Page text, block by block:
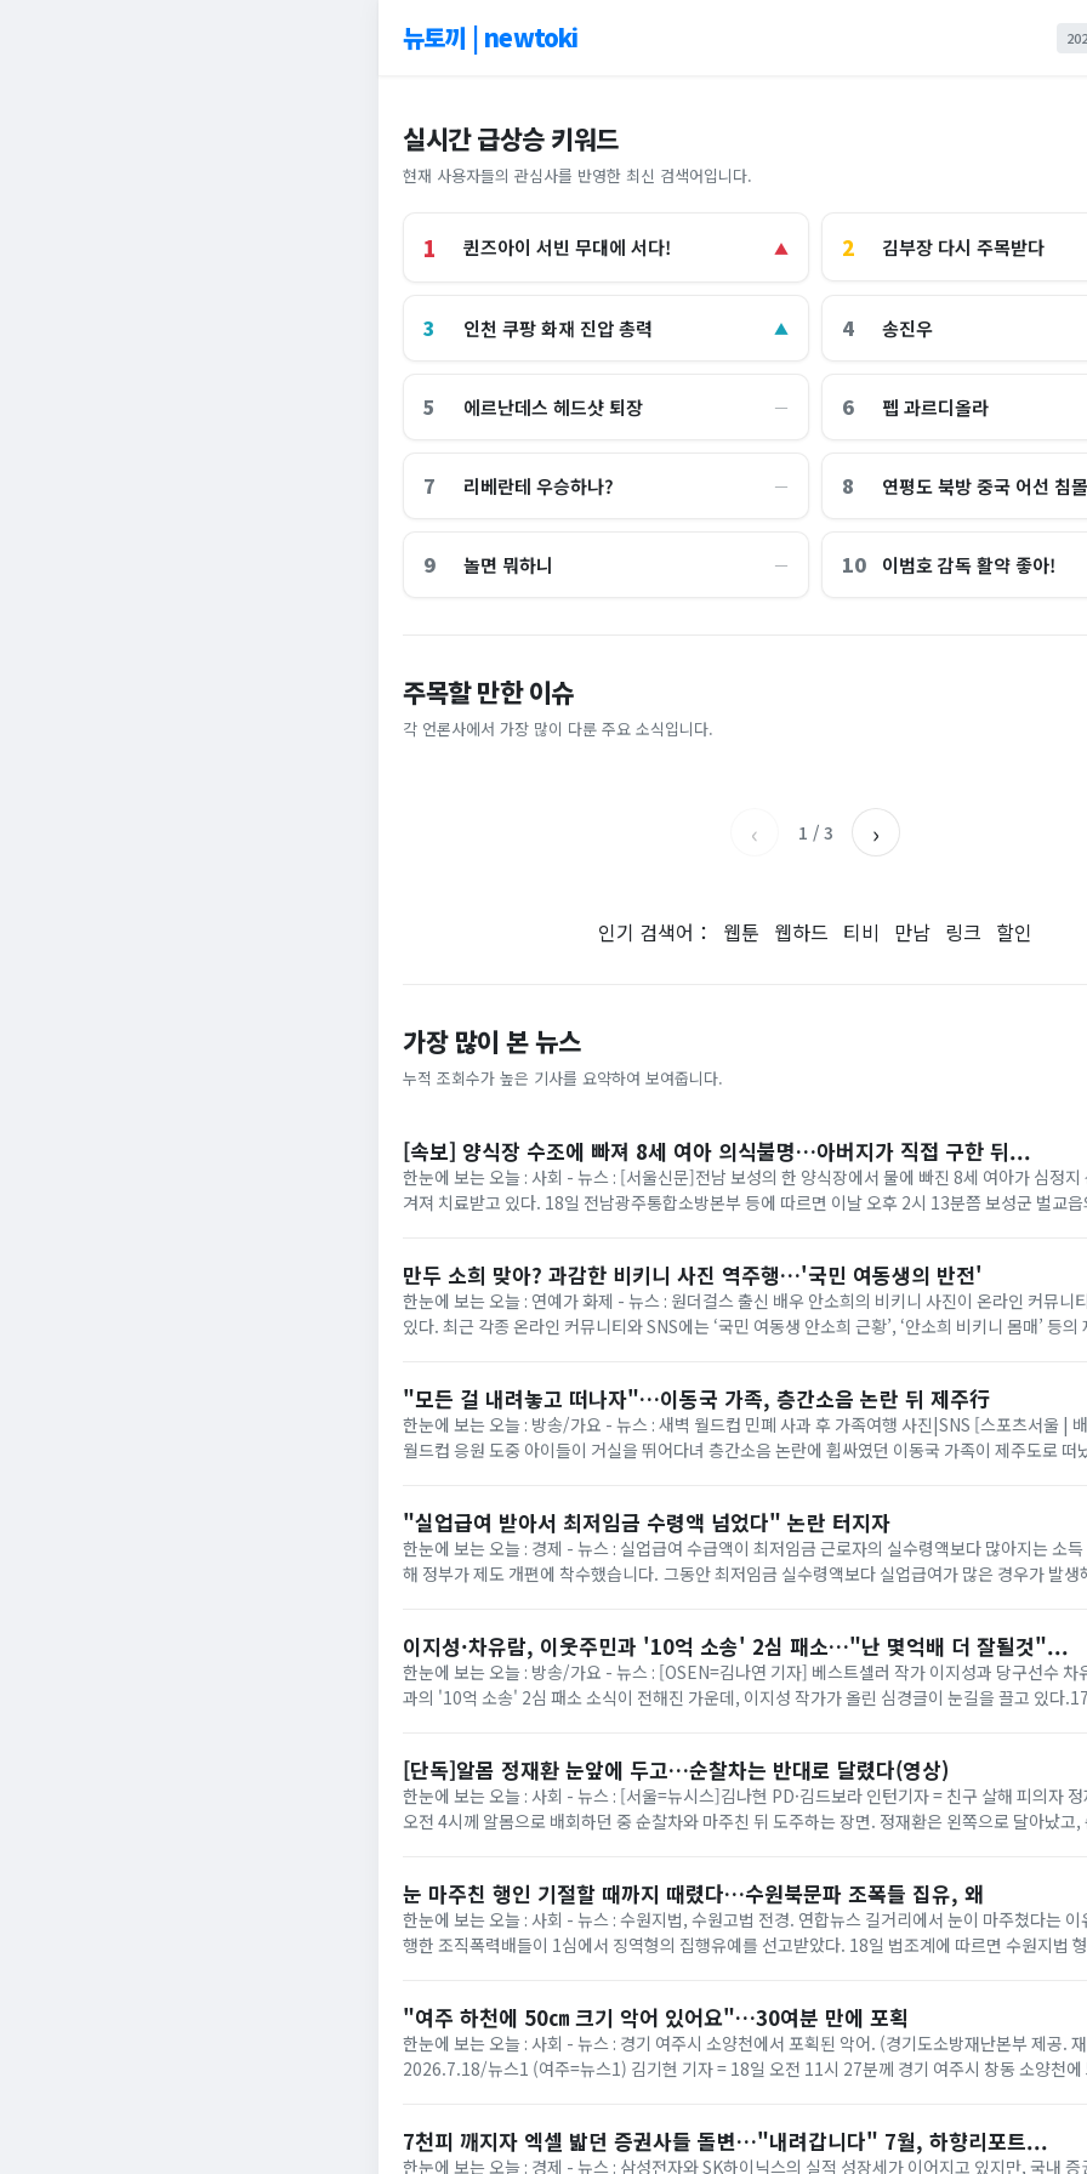
뉴토끼 | newtoki
실시간 급상승 키워드
현재 사용자들의 관심사를 반영한 최신 검색어입니다.
1 퀸즈아이 서빈 무대에 서다! ▲ 2 김부장 다시 주목받다
3 인천 쿠팡 화재 진압 총력 ▲ 4 송진우
5 에르난데스 헤드샷 퇴장 ― 6 펩 과르디올라
7 리베란테 우승하나? ― 8 연평도 북방 중국 어선 침몰
9 놀면 뭐하니 ― 10 이범호 감독 활약 좋아!
주목할 만한 이슈
각 언론사에서 가장 많이 다룬 주요 소식입니다.
홈플러스, 2000억원으로 '시간'을 샀다
비즈워치
[날씨] 오늘 밤 또 내린다...내륙 중심 최대 150mm
‹ 1 / 3 ›
인기 검색어： 웹툰 웹하드 티비 만남 링크 할인
가장 많이 본 뉴스
누적 조회수가 높은 기사를 요약하여 보여줍니다.
[속보] 양식장 수조에 빠져 8세 여아 의식불명…아버지가 직접 구한 뒤...
한눈에 보는 오늘 : 사회 - 뉴스 : [서울신문]전남 보성의 한 양식장에서 물에 빠진 8세 여아가 심정지
겨져 치료받고 있다. 18일 전남광주통합소방본부 등에 따르면 이날 오후 2시 13분쯤 보성군 벌교
만두 소희 맞아? 과감한 비키니 사진 역주행…'국민 여동생의 반전'
한눈에 보는 오늘 : 연예가 화제 - 뉴스 : 원더걸스 출신 배우 안소희의 비키니 사진이 온라인 커뮤니
있다. 최근 각종 온라인 커뮤니티와 SNS에는 ‘국민 여동생 안소희 근황’, ‘안소희 비키니 몸매’ 등
"모든 걸 내려놓고 떠나자"…이동국 가족, 층간소음 논란 뒤 제주行
한눈에 보는 오늘 : 방송/가요 - 뉴스 : 새벽 월드컵 민폐 사과 후 가족여행 사진|SNS [스포츠서울 |
월드컵 응원 도중 아이들이 거실을 뛰어다녀 층간소음 논란에 휩싸였던 이동국 가족이 제주도로 떠
"실업급여 받아서 최저임금 수령액 넘었다" 논란 터지자
한눈에 보는 오늘 : 경제 - 뉴스 : 실업급여 수급액이 최저임금 근로자의 실수령액보다 많아지는 소
해 정부가 제도 개편에 착수했습니다. 그동안 최저임금 실수령액보다 실업급여가 많은 경우가 발생해 "실업급여가 근로
이지성·차유람, 이웃주민과 '10억 소송' 2심 패소…"난 몇억배 더 잘될것"...
한눈에 보는 오늘 : 방송/가요 - 뉴스 : [OSEN=김나연 기자] 베스트셀러 작가 이지성과 당구선수 차
과의 '10억 소송' 2심 패소 소식이 전해진 가운데, 이지성 작가가 올린 심경글이 눈길을 끌고 있다
[단독]알몸 정재환 눈앞에 두고…순찰차는 반대로 달렸다(영상)
한눈에 보는 오늘 : 사회 - 뉴스 : [서울=뉴시스]김나현 PD·김드보라 인턴기자 = 친구 살해 피의자
오전 4시께 알몸으로 배회하던 중 순찰차와 마주친 뒤 도주하는 장면. 정재환은 왼쪽으로 달아났고
눈 마주친 행인 기절할 때까지 때렸다…수원북문파 조폭들 집유, 왜
한눈에 보는 오늘 : 사회 - 뉴스 : 수원지법, 수원고법 전경. 연합뉴스 길거리에서 눈이 마주쳤다는
행한 조직폭력배들이 1심에서 징역형의 집행유예를 선고받았다. 18일 법조계에 따르면 수원지법
"여주 하천에 50㎝ 크기 악어 있어요"…30여분 만에 포획
한눈에 보는 오늘 : 사회 - 뉴스 : 경기 여주시 소양천에서 포획된 악어. (경기도소방재난본부 제공.
2026.7.18/뉴스1 (여주=뉴스1) 김기현 기자 = 18일 오전 11시 27분께 경기 여주시 창동 소양천에
7천피 깨지자 엑셀 밟던 증권사들 돌변…"내려갑니다" 7월, 하향리포트...
한눈에 보는 오늘 : 경제 - 뉴스 : 삼성전자와 SK하이닉스의 실적 성장세가 이어지고 있지만, 국내